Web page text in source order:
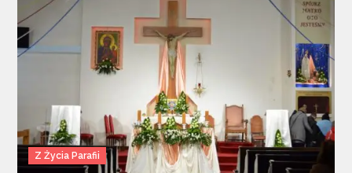
Z Życia Parafii